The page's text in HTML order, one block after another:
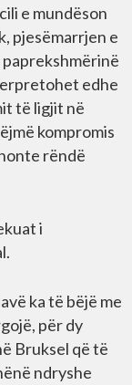
e mundëson
pjesëmarrjen e
edhe
të ligjit në
kompromis
rëndë
i
ka të bëjë me
për dy
Bruksel që të
ndryshe